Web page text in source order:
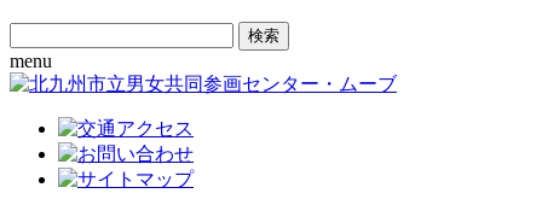
Search
for:
menu